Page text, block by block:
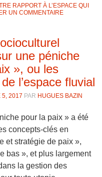
RAPPORT À L’ESPACE QUI
UN COMMENTAIRE
une péniche
», ou les
l’espace fluvial
5, 2017 PAR HUGUES BAZIN
pour la paix » a été
concepts-clés en
et stratégie de paix »,
bas », et plus largement
la gestion des